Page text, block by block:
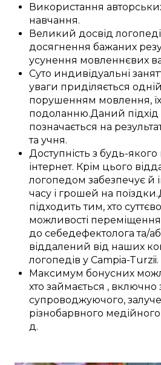
Використання
навчання.
Великий досвід
досягнення бажаних
усунення мовленнєвих
Суто индивідуальні
уваги приділяється одній
порушенням мовлення, їх
подоланню.Даний підхід
позначається на
та учня.
Доступність з будь-якого
інтернет. Крім цього
логопедом забезпечує й
часу і грошей на поїздки.
підходить тим, хто суттєво
можливості переміщення
до себедефектолога та/
віддалений від наших
логопедів у Campia-Turzii.
Максимум бонусних
хто займається , включно
супроводжуючого,
різнобарвного медійного
д.